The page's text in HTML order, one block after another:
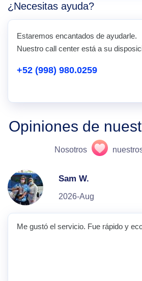
¿Necesitas ayuda?
Estaremos encantados de ayudarle.
Nuestro call center está a su
+52 (998) 980.0259
Opiniones de
Nosotros
Sam W.
2026-Aug
Me gustó el servicio. Fue rápido y